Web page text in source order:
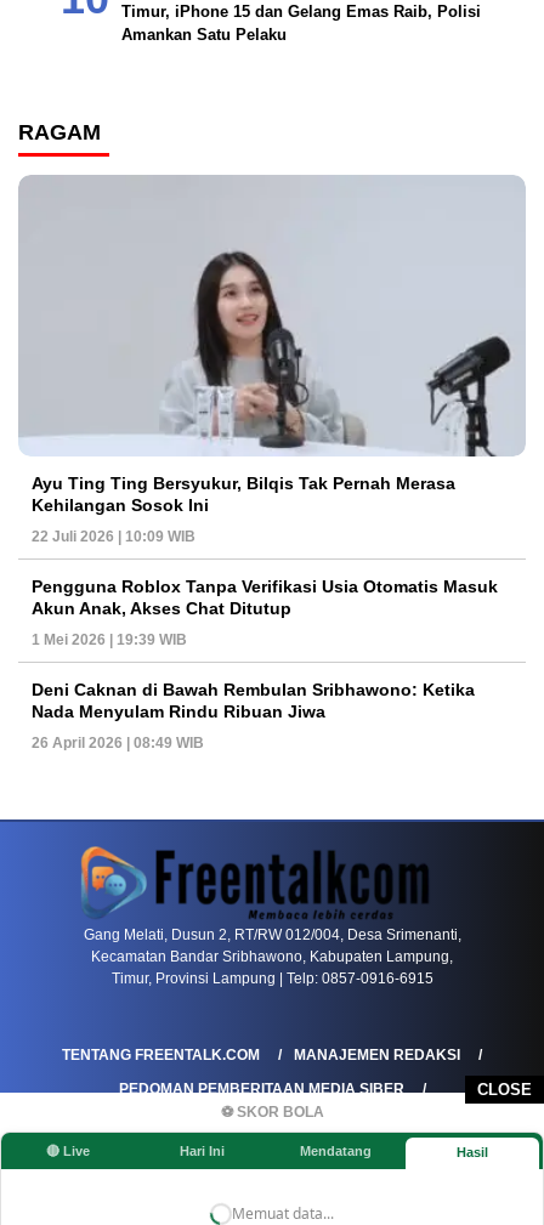
CLOSE
⚽ SKOR BOLA
🔴 Live Hari Ini Mendatang Hasil
Memuat data...
Timur, iPhone 15 dan Gelang Emas Raib, Polisi
Amankan Satu Pelaku
RAGAM
Ayu Ting Ting Bersyukur, Bilqis Tak Pernah Merasa
Kehilangan Sosok Ini
22 Juli 2026 | 10:09 WIB
Pengguna Roblox Tanpa Verifikasi Usia Otomatis Masuk
Akun Anak, Akses Chat Ditutup
1 Mei 2026 | 19:39 WIB
Deni Caknan di Bawah Rembulan Sribhawono: Ketika
Nada Menyulam Rindu Ribuan Jiwa
26 April 2026 | 08:49 WIB
PETIR800 LOGIN Tren Mobile Entertainment Terus Mendorong
Gang Melati, Dusun 2, RT/RW 012/004, Desa Srimenanti,
Kecamatan Bandar Sribhawono, Kabupaten Lampung,
Timur, Provinsi Lampung | Telp: 0857-0916-6915
TENTANG FREENTALK.COM
MANAJEMEN REDAKSI
PEDOMAN PEMBERITAAN MEDIA SIBER
KOREKSI & KLARIFIKASI
KEBIJAKAN IKLAN / ADVERTORIAL